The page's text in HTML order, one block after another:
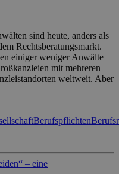
sind heute, anders als
Rechtsberatungsmarkt.
einiger weniger Anwälte
mit mehreren
weltweit. Aber
Berufspflichten